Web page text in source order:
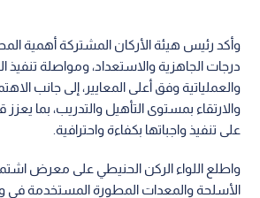
وأكد رئيس هيئة الأركان المشتركة أهمية
درجات الجاهزية والاستعداد، ومواصلة تنفيذ
والعملياتية وفق أعلى المعايير، إلى جانب
والارتقاء بمستوى التأهيل والتدريب، بما
على تنفيذ واجباتها بكفاءة واحترافية.
واطلع اللواء الركن الحنيطي على معرض
الأسلحة والمعدات المطورة المستخدمة في